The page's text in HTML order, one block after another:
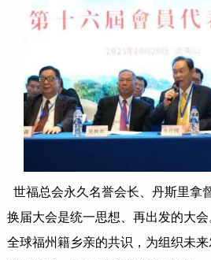
世福总会永久名誉会长、丹斯里拿
换届大会是统一思想、再出发的大
全球福州籍乡亲的共识，为组织未